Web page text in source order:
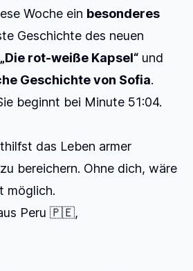
Woche ein besonderes
Geschichte des neuen
„Die rot-weiße Kapsel“ und
Geschichte von Sofia.
beginnt bei Minute 51:04.
das Leben armer
bereichern. Ohne dich, wäre
möglich.
Peru 🇵🇪,